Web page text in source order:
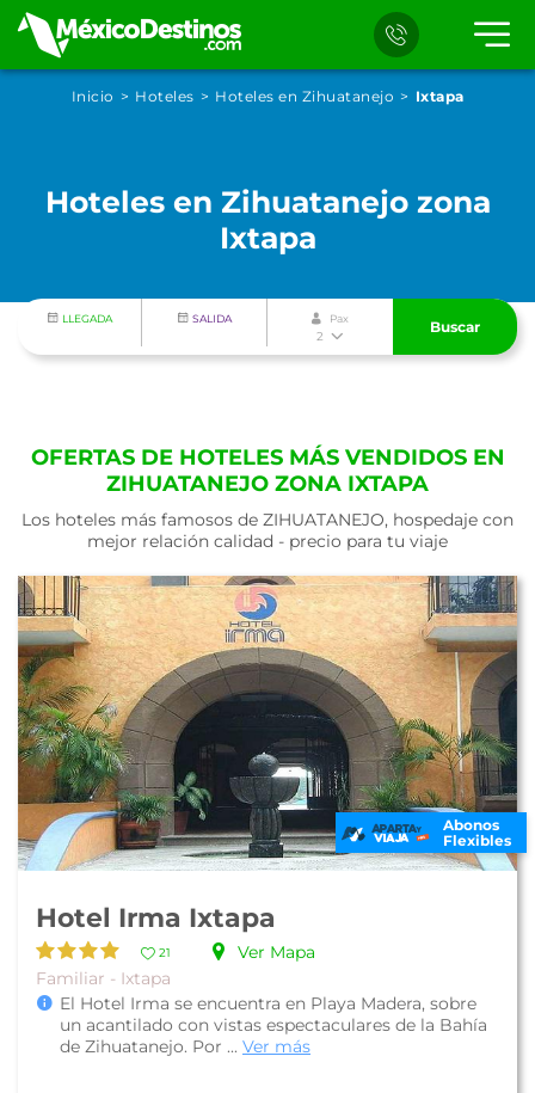
Inicio Hoteles Hoteles en Zihuatanejo Ixtapa
Hoteles en Zihuatanejo zona
Ixtapa
LLEGADA SALIDA Pax
2
Buscar
OFERTAS DE HOTELES MÁS VENDIDOS EN
ZIHUATANEJO ZONA IXTAPA
Los hoteles más famosos de ZIHUATANEJO, hospedaje con
mejor relación calidad - precio para tu viaje
Abonos
Flexibles
Hotel Irma Ixtapa
21
Ver Mapa
Familiar - Ixtapa
El Hotel Irma se encuentra en Playa Madera, sobre
un acantilado con vistas espectaculares de la Bahía
de Zihuatanejo. Por ... Ver más